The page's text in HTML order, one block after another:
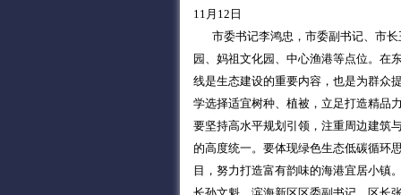
11月12日
市委书记李鸿忠，市委副书记、市长
园、妈祖文化园、中心渔港等点位。在
线是生态建设的重要内容，也是为群众
学选择适宜树种、植被，立足打造精品
要坚持高水平规划引领，注重周边建筑
的高度统一。要体现绿色生态低碳循环
目，努力打造富有韵味的海港宜居小镇